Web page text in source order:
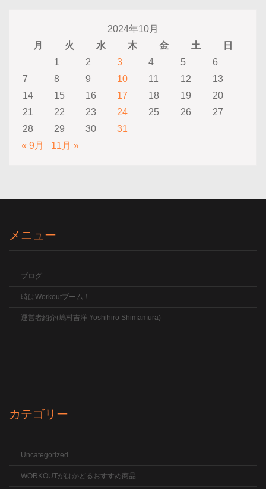
2024年10月
月
火 水 木 金 土
日
1
2 3 4 5
6
7
8 9 10 11 12
13
14
15 16 17 18 19
20
21
22 23 24 25 26
27
28
29 30
31
« 9月
11月 »
メニュー
ブログ
時はWorkoutブーム！
運営者紹介(嶋村吉洋 Yoshihiro Shimamura)
カテゴリー
Uncategorized
WORKOUTがはかどるおすすめ商品